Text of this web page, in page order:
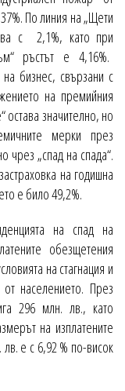
По линия на „Щети
с 2,1%, като при
ръстът е 4,16%.
бизнес, свързани с
на премийния
остава значително, но
мерки през
чрез „спад на спада“.
на годишна
е било 49,2%.
на спад на
обезщетения
на стагнация и
населението. През
296 млн. лв., като
на изплатените
е с 6,92 % по-висок